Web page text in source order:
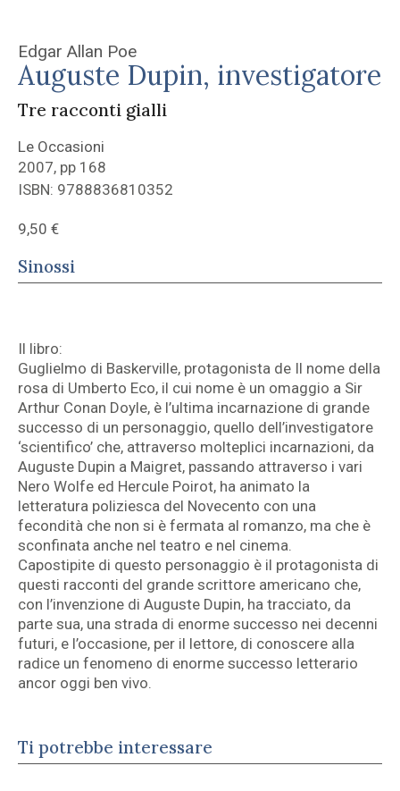
Edgar Allan Poe
Auguste Dupin, investigatore
Tre racconti gialli
Le Occasioni
2007, pp 168
ISBN: 9788836810352
9,50 €
Sinossi
Il libro:
Guglielmo di Baskerville, protagonista de Il nome della
rosa di Umberto Eco, il cui nome è un omaggio a Sir
Arthur Conan Doyle, è l’ultima incarnazione di grande
successo di un personaggio, quello dell’investigatore
‘scientifico’ che, attraverso molteplici incarnazioni, da
Auguste Dupin a Maigret, passando attraverso i vari
Nero Wolfe ed Hercule Poirot, ha animato la
letteratura poliziesca del Novecento con una
fecondità che non si è fermata al romanzo, ma che è
sconfinata anche nel teatro e nel cinema.
Capostipite di questo personaggio è il protagonista di
questi racconti del grande scrittore americano che,
con l’invenzione di Auguste Dupin, ha tracciato, da
parte sua, una strada di enorme successo nei decenni
futuri, e l’occasione, per il lettore, di conoscere alla
radice un fenomeno di enorme successo letterario
ancor oggi ben vivo.
Ti potrebbe interessare